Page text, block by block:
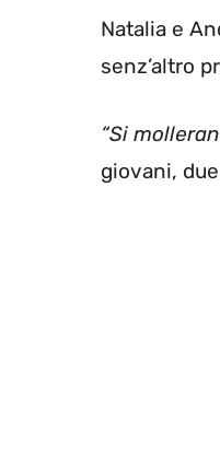
Natalia e
senz’altro
“Si
giovani,